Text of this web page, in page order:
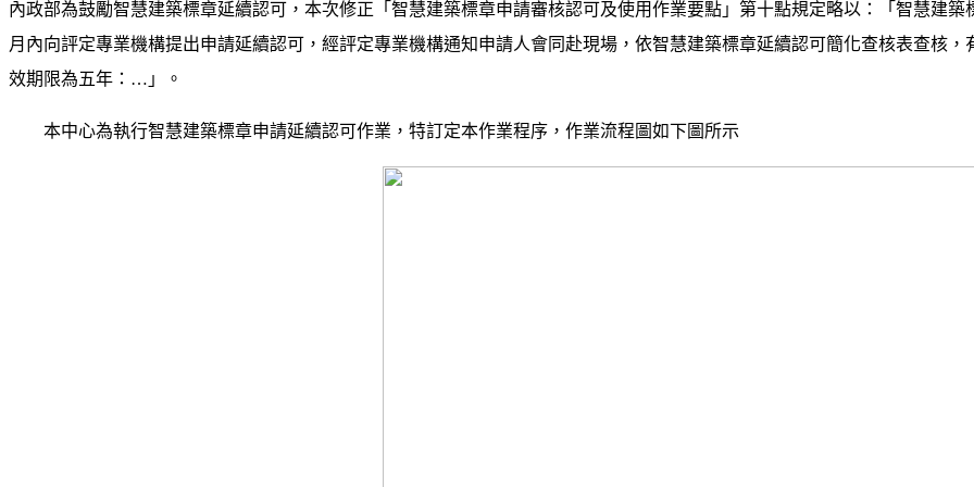
內政部為鼓勵智慧建築標章延續認可，本次修正「智慧建築標章申請審核認可及使用作業要點」第十點規定略以：「智慧建
月內向評定專業機構提出申請延續認可，經評定專業機構通知申請人會同赴現場，依智慧建築標章延續認可簡化查核表查核
效期限為五年：…」。
本中心為執行智慧建築標章申請延續認可作業，特訂定本作業程序，作業流程圖如下圖所示